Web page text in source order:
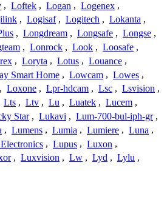
, Loftek , Logan , Logenex ,
, Logisaf , Logitech , Lokanta ,
, Longdream , Longsafe , Longse ,
, Lonrock , Look , Loosafe ,
, Loryta , Lotus , Louance ,
Smart Home , Lowcam , Lowes ,
, Loxone , Lpr-hdcam , Lsc , Lsvision ,
Lts , Ltv , Lu , Luatek , Lucem ,
Star , Lukavi , Lum-700-bul-iph-gr ,
, Lumens , Lumia , Lumiere , Luna ,
, Lupus , Luxon ,
, Luxvision , Lw , Lyd , Lylu ,